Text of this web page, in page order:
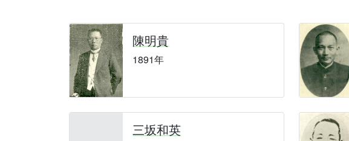
陳明貴
1891年
三坂和英